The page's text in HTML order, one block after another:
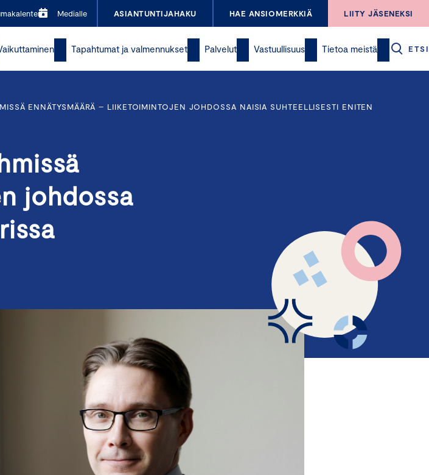
Medialle ASIANTUNTIJAHAKU HAE ANSIOMERKKIÄ LIITY JÄSENEKSI
Tapahtumat ja valmennukset Palvelut Vastuullisuus Tietoa meistä ETSI
ENNÄTYSMÄÄRÄ – LIIKETOIMINTOJEN JOHDOSSA NAISIA SUHTEELLISESTI ENITEN
johdossa